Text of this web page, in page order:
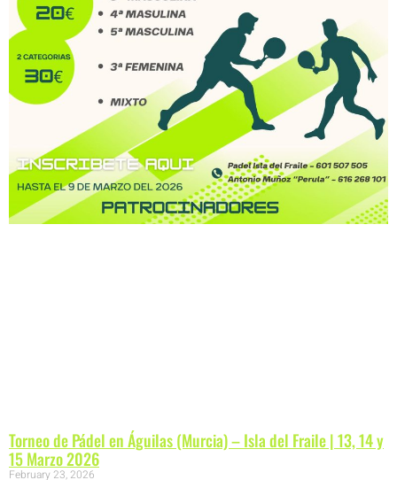
Torneo de Pádel en Águilas (Murcia) – Isla del Fraile | 13, 14 y
15 Marzo 2026
February 23, 2026